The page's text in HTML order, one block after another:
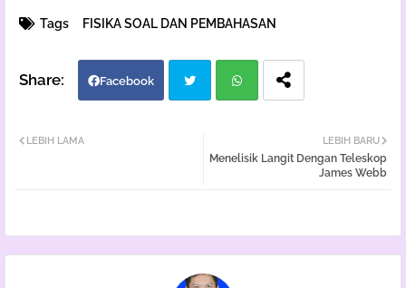
Tags FISIKA SOAL DAN PEMBAHASAN
Facebook
atsa
LEBIH BARU
Menelisik Langit Dengan Teleskop
James Webb
LEBIH LAMA